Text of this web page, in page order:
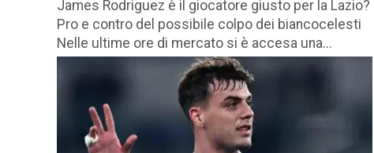
James Rodriguez è il giocatore giusto per la Lazio?
Pro e contro del possibile colpo dei biancocelesti
Nelle ultime ore di mercato si è accesa una...